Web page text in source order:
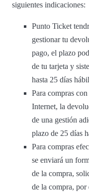
siguientes indicaciones:
Punto Ticket
gestionar tu
pago, el plazo
de tu tarjeta y
hasta 25 días
Para compras
Internet, la
de una gestión
plazo de 25 días
Para compras
se enviará un
de la compra,
de la compra, por